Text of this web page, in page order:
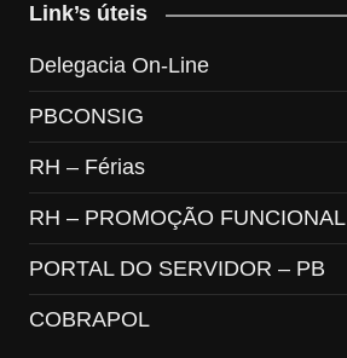
Link’s úteis
Delegacia On-Line
PBCONSIG
RH – Férias
RH – PROMOÇÃO FUNCIONAL
PORTAL DO SERVIDOR – PB
COBRAPOL